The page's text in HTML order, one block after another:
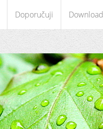
Doporučuji Download